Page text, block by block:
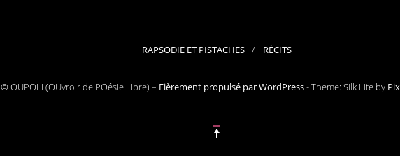
RAPSODIE ET PISTACHES RÉCITS
© OUPOLI (OUvroir de POésie LIbre) – Fièrement propulsé par WordPress-Theme: Silk Lite by